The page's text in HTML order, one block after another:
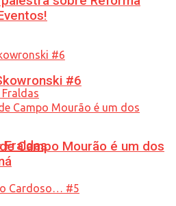
Fraldas
#6
Campo Mourão é um dos